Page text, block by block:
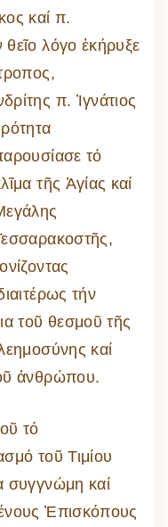
καί π.
λόγο ἐκήρυξε
π. Ἰγνάτιος
τα
τό
τῆς Ἁγίας καί
τήν
τοῦ θεσμοῦ τῆς
καί
ἀνθρώπου.
τό
τοῦ Τιμίου
συγγνώμη καί
Ἐπισκόπους